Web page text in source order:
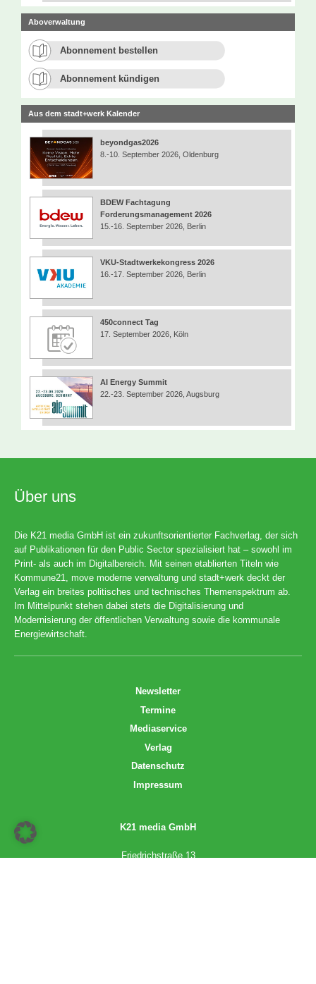
Aboverwaltung
Abonnement bestellen
Abonnement kündigen
Aus dem stadt+werk Kalender
beyondgas2026
8.-10. September 2026, Oldenburg
BDEW Fachtagung
Forderungsmanagement 2026
15.-16. September 2026, Berlin
VKU-Stadtwerkekongress 2026
16.-17. September 2026, Berlin
450connect Tag
17. September 2026, Köln
AI Energy Summit
22.-23. September 2026, Augsburg
Über uns
Die K21 media GmbH ist ein zukunftsorientierter Fachverlag, der sich
auf Publikationen für den Public Sector spezialisiert hat – sowohl im
Print- als auch im Digitalbereich. Mit seinen etablierten Titeln wie
Kommune21, move moderne verwaltung und stadt+werk deckt der
Verlag ein breites politisches und technisches Themenspektrum ab.
Im Mittelpunkt stehen dabei stets die Digitalisierung und
Modernisierung der öffentlichen Verwaltung sowie die kommunale
Energiewirtschaft.
Newsletter
Termine
Mediaservice
Verlag
Datenschutz
Impressum
K21 media GmbH
Friedrichstraße 13